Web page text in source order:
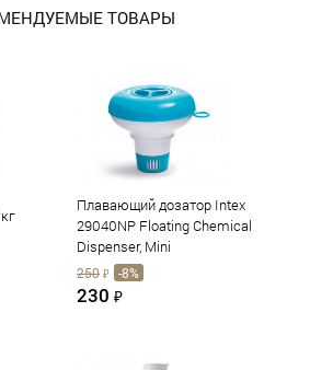
ТОВАРЫ
Плавающий дозатор Intex
29040NP Floating Chemical
Dispenser, Mini
250 ₽ -8%
230 ₽